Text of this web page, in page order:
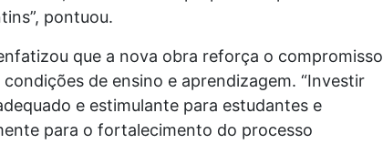
pontuou.
que a nova obra reforça o compromisso
de ensino e aprendizagem. “Investir
e estimulante para estudantes e
para o fortalecimento do processo